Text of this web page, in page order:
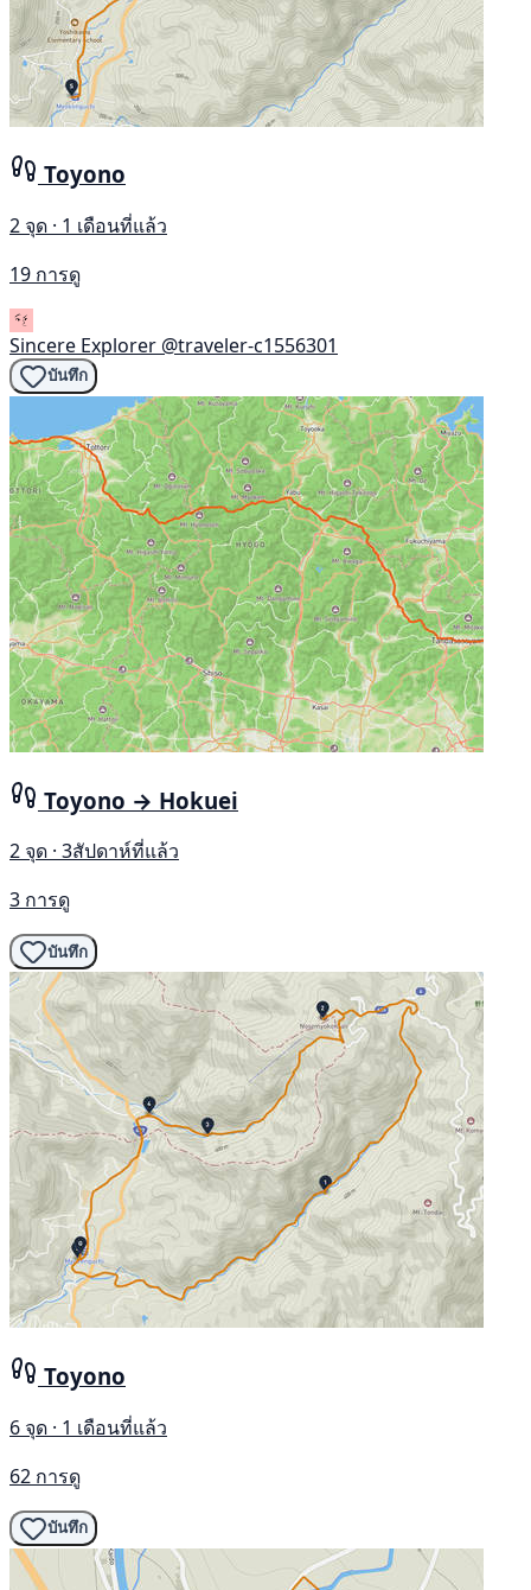
Toyono
2 จุด · 1 เดือนที่แล้ว
19 การดู
Sincere Explorer @traveler-c1556301
บันทึก
Toyono → Hokuei
2 จุด · 3สัปดาห์ที่แล้ว
3 การดู
บันทึก
Toyono
6 จุด · 1 เดือนที่แล้ว
62 การดู
บันทึก